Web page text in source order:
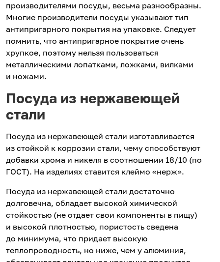
производителями посуды, весьма разнообразны.
Многие производители посуды указывают тип
антипригарного покрытия на упаковке. Следует
помнить, что антипригарное покрытие очень
хрупкое, поэтому нельзя пользоваться
металлическими лопатками, ложками, вилками
и ножами.
Посуда из нержавеющей
стали
Посуда из нержавеющей стали изготавливается
из стойкой к коррозии стали, чему способствуют
добавки хрома и никеля в соотношении 18/10 (по
ГОСТ). На изделиях ставится клеймо «нерж».
Посуда из нержавеющей стали достаточно
долговечна, обладает высокой химической
стойкостью (не отдает свои компоненты в пищу)
и высокой плотностью, пористость сведена
до минимума, что придает высокую
теплопроводность, но ниже, чем у алюминия,